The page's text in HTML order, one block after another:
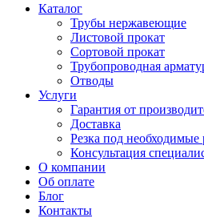
Каталог
Трубы нержавеющие
Листовой прокат
Сортовой прокат
Трубопроводная
Отводы
Услуги
Гарантия от
Доставка
Резка под необходимые
Консультация
О компании
Об оплате
Блог
Контакты